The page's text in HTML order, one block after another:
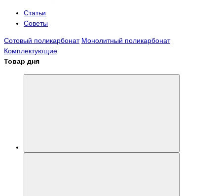
Статьи
Советы
Сотовый поликарбонат Монолитный поликарбонат
Комплектующие
Товар дня